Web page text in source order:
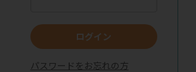
ログイン
パスワードをお忘れの方